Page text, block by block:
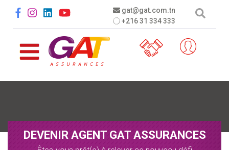
gat@gat.com.tn
+216 31 334 333
Social menu
DEVENIR AGENT GAT ASSURANCES